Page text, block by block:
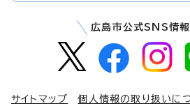
広島市公式SNS情
サイトマップ 個人情報の取り扱いに